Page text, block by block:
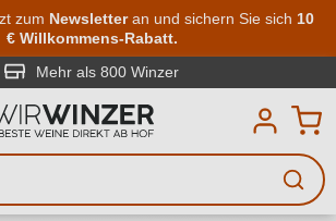
Zum Hauptinhalt springen
zum Newsletteran und sichern Sie sich 10
€ Willkommens-Rabatt.
Mehr als 800 Winzer
3 Zeichen eingeben
Sie, welchen Wein
– ob nach Geschmack,